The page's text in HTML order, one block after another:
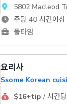
5802 Macleod
주당 40 시간이상
풀타임
요리사
Ssome Korean
$16+tip / 시간당